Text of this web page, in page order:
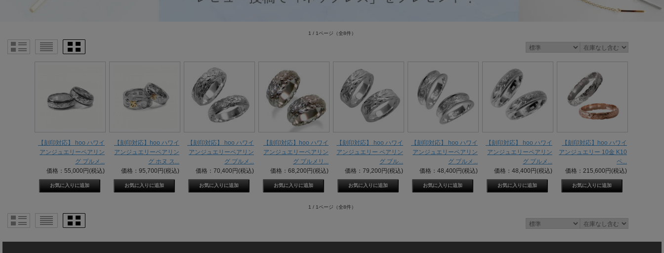
1 / 1ページ （全8件）
【刻印対応】 hoo ハワイ
アンジュエリーペアリン
グ プルメ...
価格：55,000円(税込)
【刻印対応】hoo ハワイ
アンジュエリーペアリン
グ ホヌ ス...
価格：95,700円(税込)
【刻印対応】 hoo ハワイ
アンジュエリーペアリン
グ プルメ...
価格：70,400円(税込)
【刻印対応】hoo ハワイ
アンジュエリーペアリン
グ プルメリ...
価格：68,200円(税込)
【刻印対応】 hoo ハワイ
アンジュエリー ペアリン
グ プル...
価格：79,200円(税込)
【刻印対応】 hoo ハワイ
アンジュエリーペアリン
グ プルメ...
価格：48,400円(税込)
【刻印対応】 hoo ハワイ
アンジュエリーペアリン
グ プルメ...
価格：48,400円(税込)
【刻印対応】hoo ハワイ
アンジュエリー 10金 K10
ペ...
価格：215,600円(税込)
1 / 1ページ （全8件）